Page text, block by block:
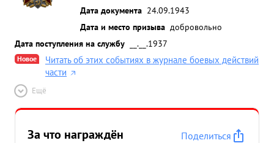
Дата документа 24.09.1943
Дата и место призыва добровольно
Дата поступления на службу
__.__.1937
Новое
Читать об этих событиях в журнале боевых действий
части
Ещё
За что награждён
Поделиться